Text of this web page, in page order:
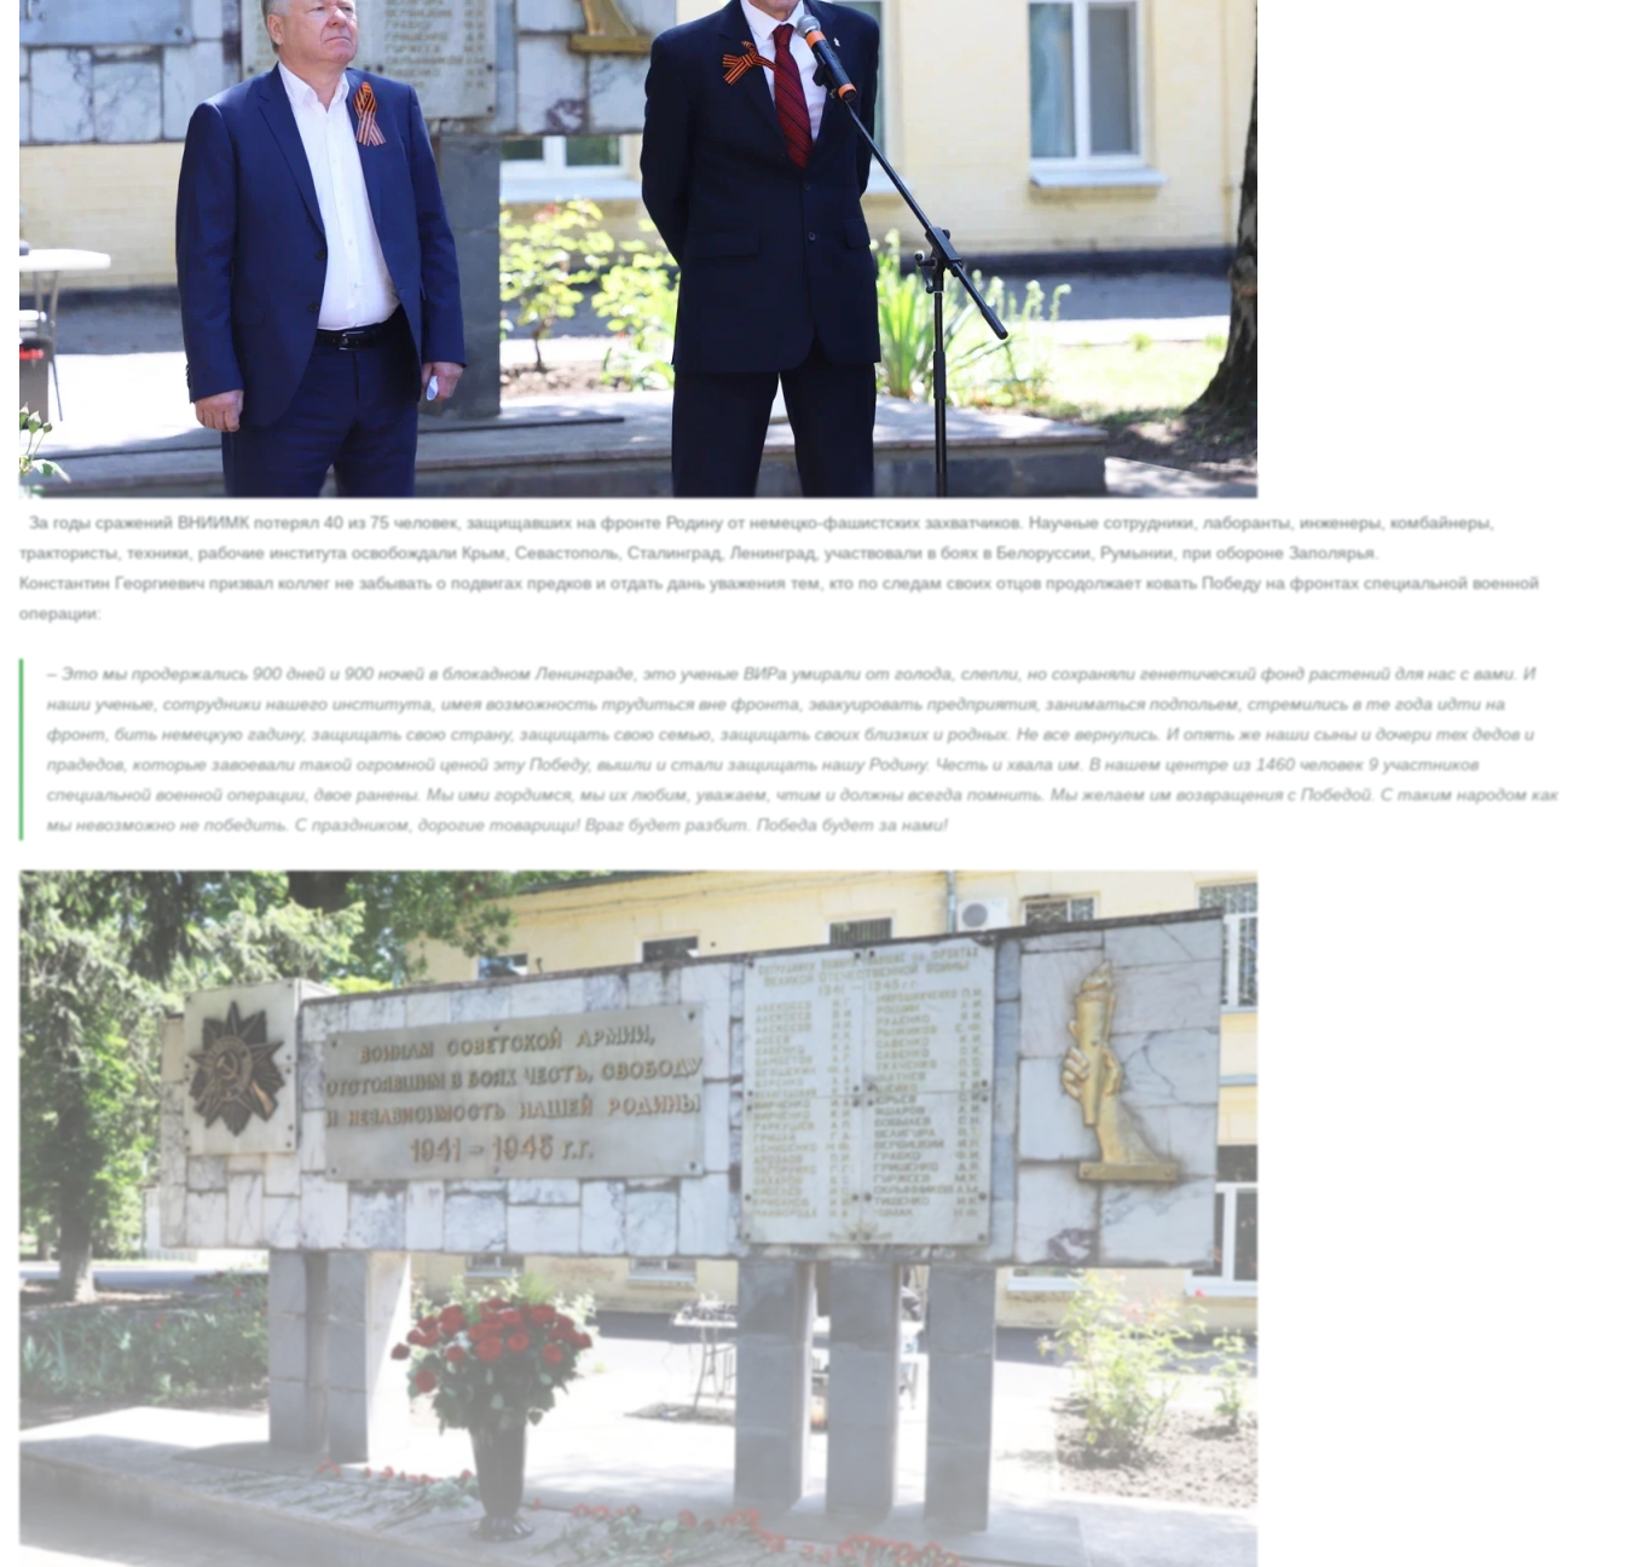
За годы сражений ВНИИМК потерял 40 из 75 человек, защищавших на фронте Родину от немецко-фашистских захватчиков. Научные сотрудники, лаборанты, инженеры, комбайнеры,
трактористы, техники, рабочие института освобождали Крым, Севастополь, Сталинград, Ленинград, участвовали в боях в Белоруссии, Румынии, при обороне Заполярья.
Константин Георгиевич призвал коллег не забывать о подвигах предков и отдать дань уважения тем, кто по следам своих отцов продолжает ковать Победу на фронтах специальной военной
операции:
– Это мы продержались 900 дней и 900 ночей в блокадном Ленинграде, это ученые ВИРа умирали от голода, слепли, но сохраняли генетический фонд растений для нас с вами. И
наши ученые, сотрудники нашего института, имея возможность трудиться вне фронта, эвакуировать предприятия, заниматься подпольем, стремились в те года идти на
фронт, бить немецкую гадину, защищать свою страну, защищать свою семью, защищать своих близких и родных. Не все вернулись. И опять же наши сыны и дочери тех дедов и
прадедов, которые завоевали такой огромной ценой эту Победу, вышли и стали защищать нашу Родину. Честь и хвала им. В нашем центре из 1460 человек 9 участников
специальной военной операции, двое ранены. Мы ими гордимся, мы их любим, уважаем, чтим и должны всегда помнить. Мы желаем им возвращения с Победой. С таким народом как
мы невозможно не победить. С праздником, дорогие товарищи! Враг будет разбит. Победа будет за нами!